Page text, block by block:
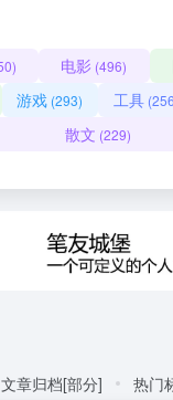
电影 (496)
游戏 (293) 工具
散文 (229)
文章归档[部分] 热门